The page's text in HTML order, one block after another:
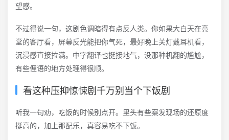
望感。
不过得说一句，这剧色调暗得有点反人类。你如果大白天在亮
堂的客厅看，屏幕反光能把你气死，最好晚上关灯戴耳机看，
沉浸感直接拉满。中字翻译也挺接地气，没那种机翻的尴尬，
有些俚语的地方处理得很顺。
看这种压抑惊悚剧千万别当个下饭剧
听我一句劝，吃饭的时候别点开。里头有些案发现场的还原度
挺高的，加上那配乐，真容易吃不下饭。